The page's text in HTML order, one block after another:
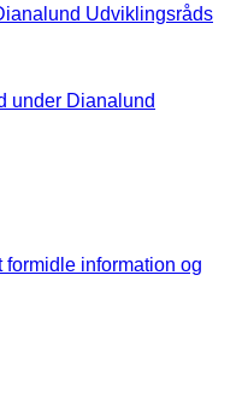
Udviklingsråds
formidle information og